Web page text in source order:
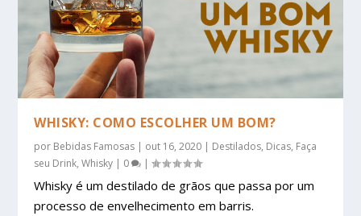
WHISKY: COMO ESCOLHER UM BOM?
por Bebidas Famosas | out 16, 2020 | Destilados, Dicas, Faça
seu Drink,Whisky | 0 |
Whisky é um destilado de grãos que passa por um
processo de envelhecimento em barris.